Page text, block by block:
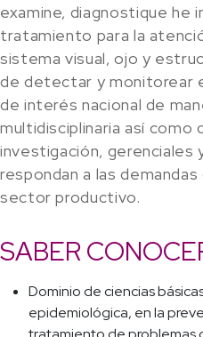
examine, diagnostique he
tratamiento para la
sistema visual, ojo y
de detectar y monitorear
de interés nacional de
multidisciplinaria así como
investigación, gerenciales
respondan a las
sector productivo.
SABER
Dominio de ciencias
epidemiológica, en la